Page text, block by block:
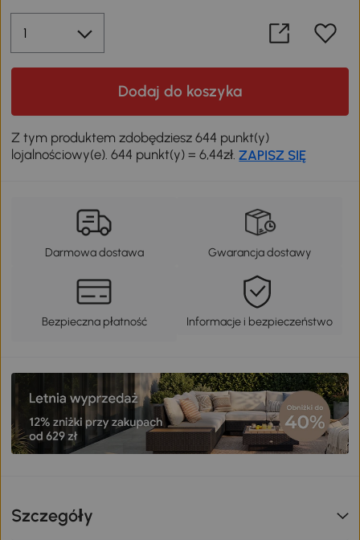
Dodaj do koszyka
Z tym produktem zdobędziesz 644 punkt(y)
lojalnościowy(e). 644 punkt(y) = 6,44zł.ZAPISZ SIĘ
Darmowa dostawa Gwarancja dostawy
Bezpieczna płatność Informacje i bezpieczeństwo
Szczegóły